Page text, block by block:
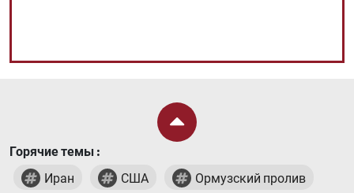
Горячие темы :
Иран
США Ормузский пролив